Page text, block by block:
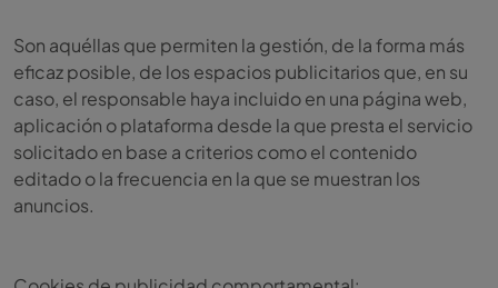
Son aquéllas que permiten la gestión, de la forma más
eficaz posible, de los espacios publicitarios que, en su
caso, el responsable haya incluido en una página web,
aplicación o plataforma desde la que presta el servicio
solicitado en base a criterios como el contenido
editado o la frecuencia en la que se muestran los
anuncios.